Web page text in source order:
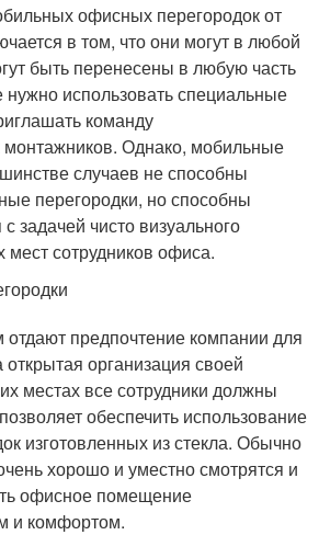
офисных перегородок от
в том, что они могут в любой
быть перенесены в любую часть
использовать специальные
команду
Однако, мобильные
случаев не способны
перегородки, но способны
задачей чисто визуального
мест сотрудников офиса.
отдают предпочтение компании для
открытая организация своей
местах все сотрудники должны
обеспечить использование
изготовленных из стекла. Обычно
хорошо и уместно смотрятся и
офисное помещение
и комфортом.